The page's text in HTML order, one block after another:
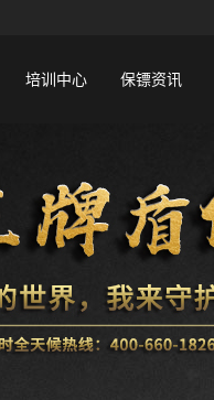
培训中心 保镖资讯